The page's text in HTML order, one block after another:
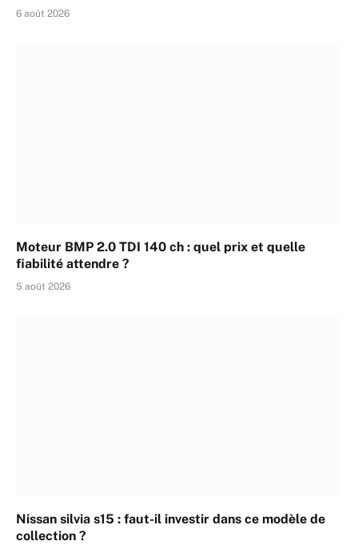
6 août 2026
Moteur BMP 2.0 TDI 140 ch : quel prix et quelle
fiabilité attendre ?
5 août 2026
Nissan silvia s15 : faut-il investir dans ce modèle de
collection ?